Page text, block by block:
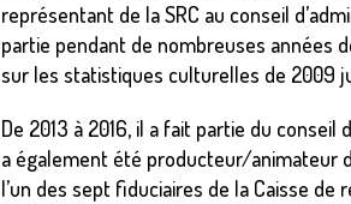
représentant de la SRC au conseil
partie pendant de nombreuses années
sur les statistiques culturelles de 2009
De 2013 à 2016, il a fait partie du
a également été producteur/animateur
l’un des sept fiduciaires de la Caisse de